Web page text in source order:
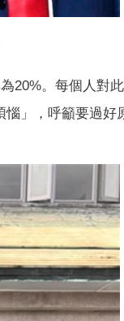
20%。每個人對
惱」，呼籲要過好